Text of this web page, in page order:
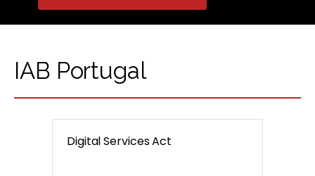
IAB Portugal
Digital Services Act